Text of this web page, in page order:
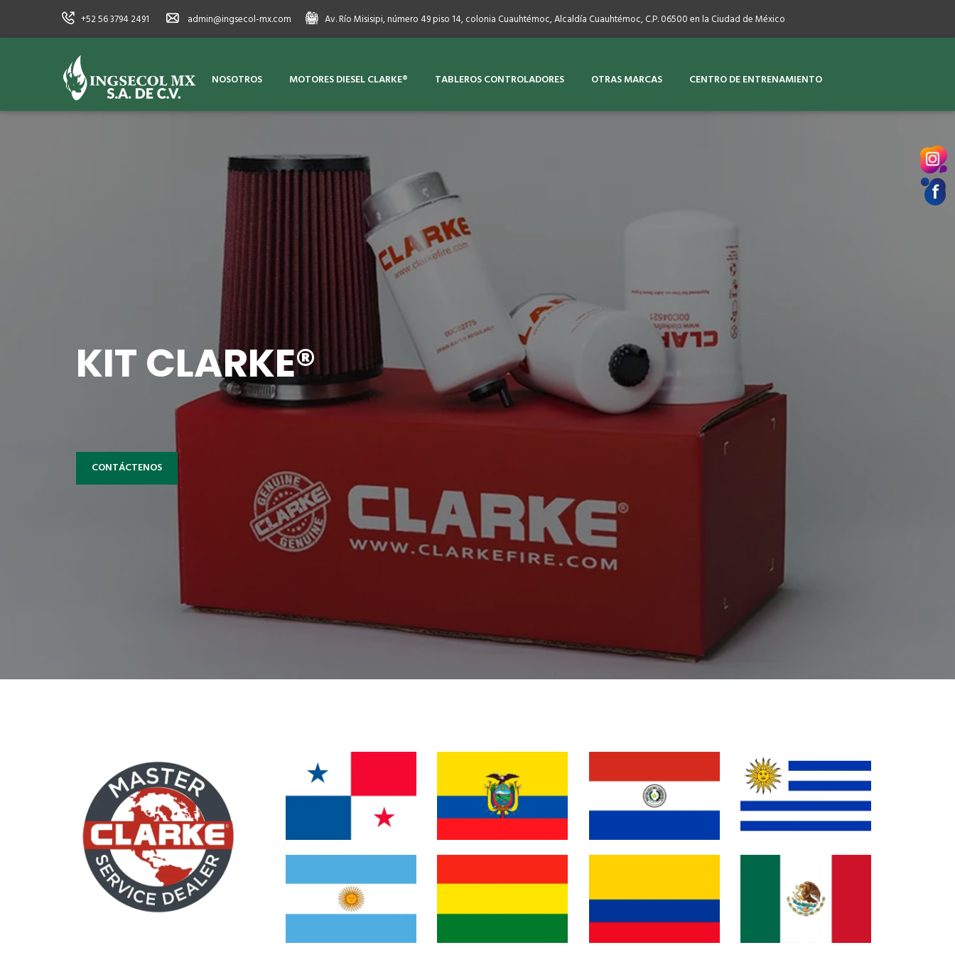
+52 56 3794 2491 admin@ingsecol-mx.com Av. Río Misisipi, número 49 piso 14, colonia Cuauhtémoc, Alcaldía Cuauhtémoc, C.P. 06500 en la Ciudad de México
NOSOTROS MOTORES DIESEL CLARKE® TABLEROS CONTROLADORES OTRAS MARCAS CENTRO DE ENTRENAMIENTO
KIT CLARKE®
CONTÁCTENOS